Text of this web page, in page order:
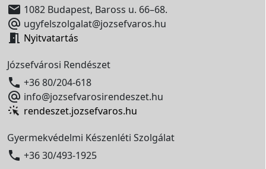
 1082 Budapest, Baross u. 66–68.
 ugyfelszolgalat@jozsefvaros.hu
 Nyitvatartás
Józsefvárosi Rendészet
 +36 80/204-618
 info@jozsefvarosirendeszet.hu
rendeszet.jozsefvaros.hu
Gyermekvédelmi Készenléti Szolgálat
 +36 30/493-1925